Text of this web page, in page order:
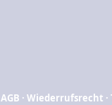
AGB · Wiederrufsrecht ·